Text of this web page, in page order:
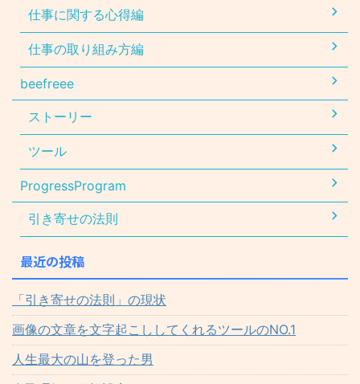
仕事に関する心得編
仕事の取り組み方編
beefreee
ストーリー
ツール
ProgressProgram
引き寄せの法則
最近の投稿
「引き寄せの法則」の現状
画像の文章を文字起こししてくれるツールのNO.1
人生最大の山を登った男